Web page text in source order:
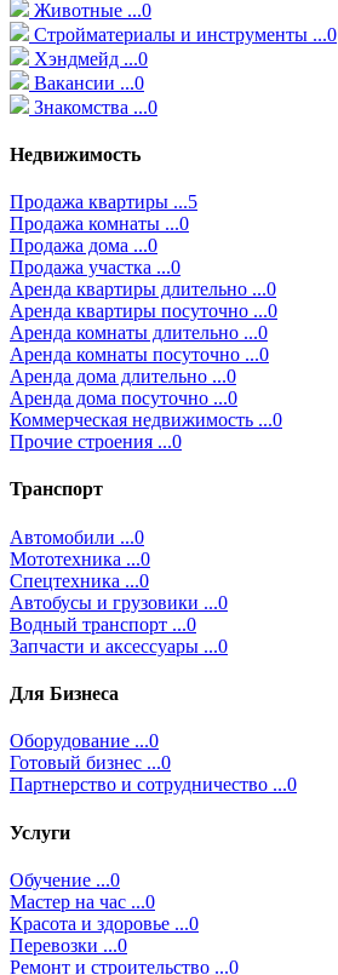
Животные ...0
Стройматериалы и инструменты ...0
Хэндмейд ...0
Вакансии ...0
Знакомства ...0
Недвижимость
Продажа квартиры ...5
Продажа комнаты ...0
Продажа дома ...0
Продажа участка ...0
Аренда квартиры длительно ...0
Аренда квартиры посуточно ...0
Аренда комнаты длительно ...0
Аренда комнаты посуточно ...0
Аренда дома длительно ...0
Аренда дома посуточно ...0
Коммерческая недвижимость ...0
Прочие строения ...0
Транспорт
Автомобили ...0
Мототехника ...0
Спецтехника ...0
Автобусы и грузовики ...0
Водный транспорт ...0
Запчасти и аксессуары ...0
Для Бизнеса
Оборудование ...0
Готовый бизнес ...0
Партнерство и сотрудничество ...0
Услуги
Обучение ...0
Мастер на час ...0
Красота и здоровье ...0
Перевозки ...0
Ремонт и строительство ...0